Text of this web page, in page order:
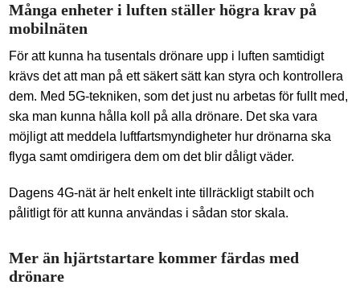
Många enheter i luften ställer högra krav på
mobilnäten
För att kunna ha tusentals drönare upp i luften samtidigt
krävs det att man på ett säkert sätt kan styra och kontrollera
dem. Med 5G-tekniken, som det just nu arbetas för fullt med,
ska man kunna hålla koll på alla drönare. Det ska vara
möjligt att meddela luftfartsmyndigheter hur drönarna ska
flyga samt omdirigera dem om det blir dåligt väder.
Dagens 4G-nät är helt enkelt inte tillräckligt stabilt och
pålitligt för att kunna användas i sådan stor skala.
Mer än hjärtstartare kommer färdas med
drönare